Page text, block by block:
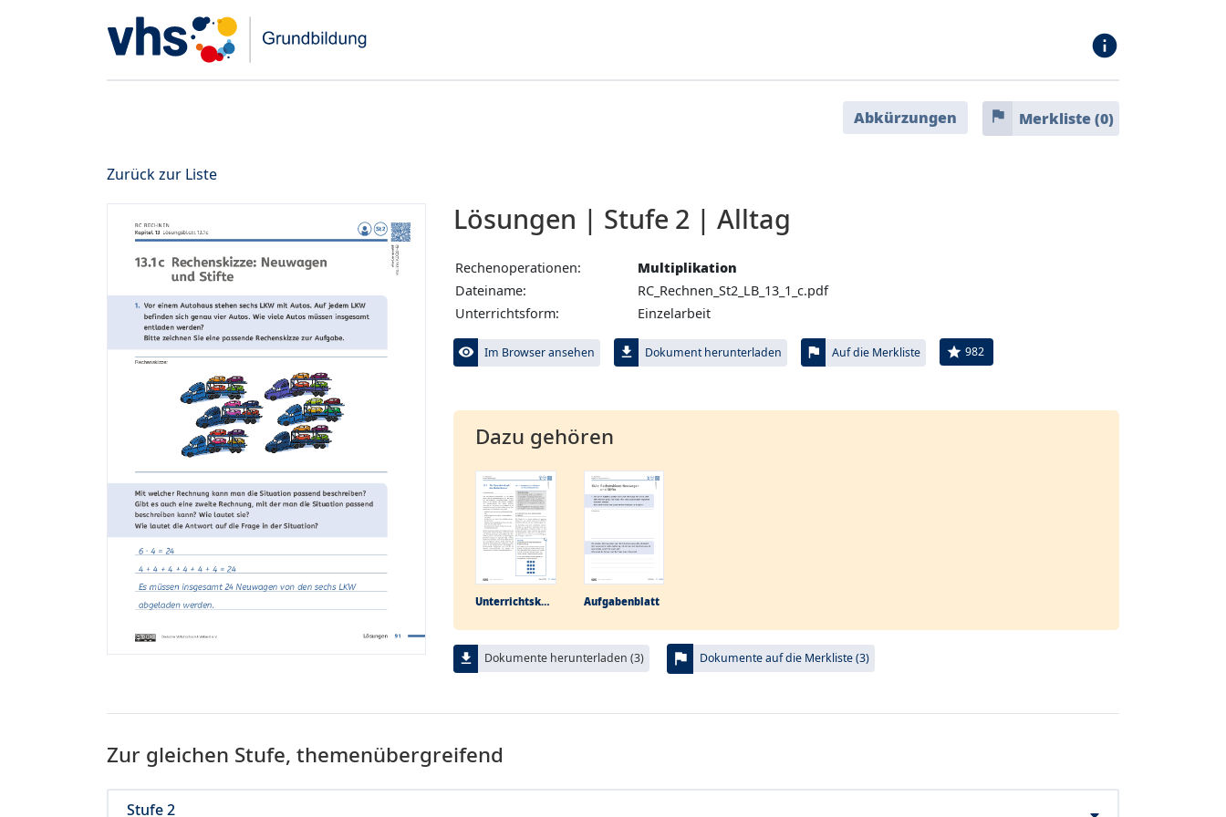
info
Abkürzungen flag Merkliste (0)
Zurück zur Liste
Lösungen | Stufe 2 | Alltag
Rechenoperationen:
Multiplikation
Dateiname:
RC_Rechnen_St2_LB_13_1_c.pdf
Unterrichtsform:
Einzelarbeit
visibility Im Browser ansehen file_download Dokument herunterladen flag Auf die Merkliste star 982
Dazu gehören
Unterrichtskonzept Aufgabenblatt
file_download Dokumente herunterladen (3) flag Dokumente auf die Merkliste (3)
Zur gleichen Stufe, themenübergreifend
Stufe 2